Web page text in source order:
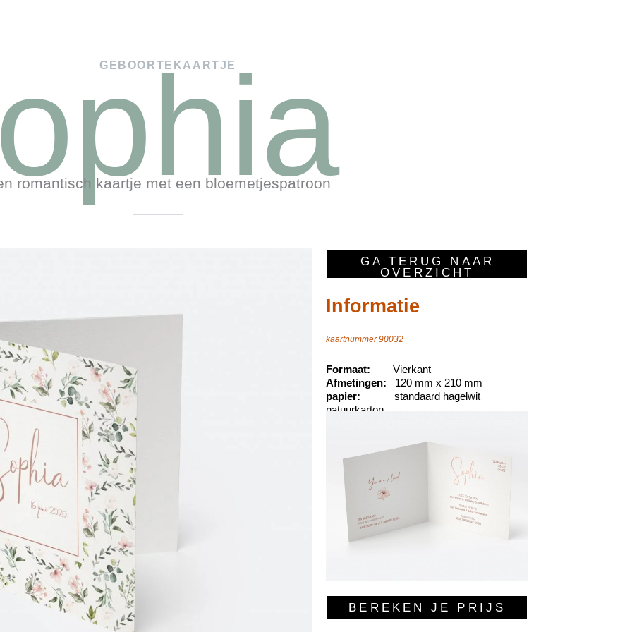
GEBOORTEKAARTJE
romantisch kaartje met een bloemetjespatroon
GA TERUG NAAR
OVERZICHT
Informatie
kaartnummer 90032
Formaat:Vierkant
Afmetingen: 120 mm x 210 mm
papier:standaard hagelwit
natuurkarton
BEREKEN JE PRIJS